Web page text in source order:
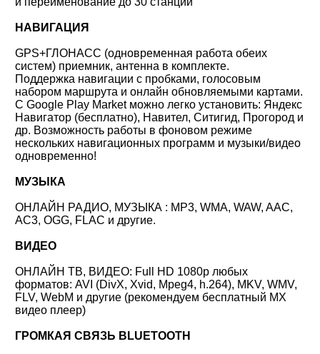
НАВИГАЦИЯ
GPS+ГЛОНАСС (одновременная работа обеих
систем) приемник, антенна в комплекте.
Поддержка навигации с пробками, голосовым
набором маршрута и онлайн обновляемыми картами.
С Google Play Market можно легко установить: Яндекс
Навигатор (бесплатно), Навител, Ситигид, Прогород и
др. Возможность работы в фоновом режиме
нескольких навигационных программ и музыки/видео
одновременно!
МУЗЫКА
ОНЛАЙН РАДИО, МУЗЫКА : MP3, WMA, WAW, AAC,
AC3, OGG, FLAC и другие.
ВИДЕО
ОНЛАЙН ТВ, ВИДЕО: Full HD 1080p любых
форматов: AVI (DivX, Xvid, Mpeg4, h.264), MKV, WMV,
FLV, WebM и другие (рекомендуем бесплатный MX
видео плеер)
ГРОМКАЯ СВЯЗЬ BLUETOOTH